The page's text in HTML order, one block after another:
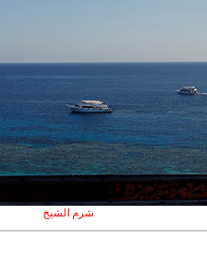
شرم الشيخ